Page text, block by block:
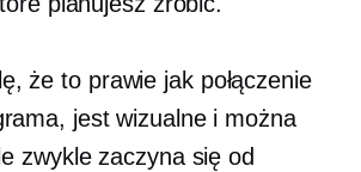
że to prawie jak połączenie
jest wizualne i można
zwykle zaczyna się od